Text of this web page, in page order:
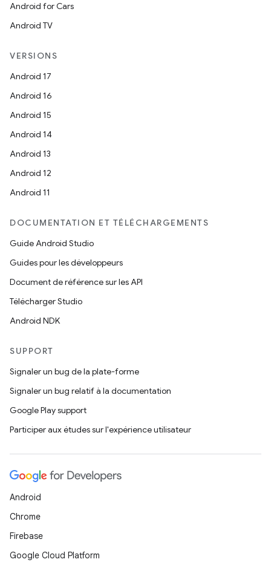
Android for Cars
Android TV
VERSIONS
Android 17
Android 16
Android 15
Android 14
Android 13
Android 12
Android 11
DOCUMENTATION ET TÉLÉCHARGEMENTS
Guide Android Studio
Guides pour les développeurs
Document de référence sur les API
Télécharger Studio
Android NDK
SUPPORT
Signaler un bug de la plate-forme
Signaler un bug relatif à la documentation
Google Play support
Participer aux études sur l'expérience utilisateur
Android
Chrome
Firebase
Google Cloud Platform